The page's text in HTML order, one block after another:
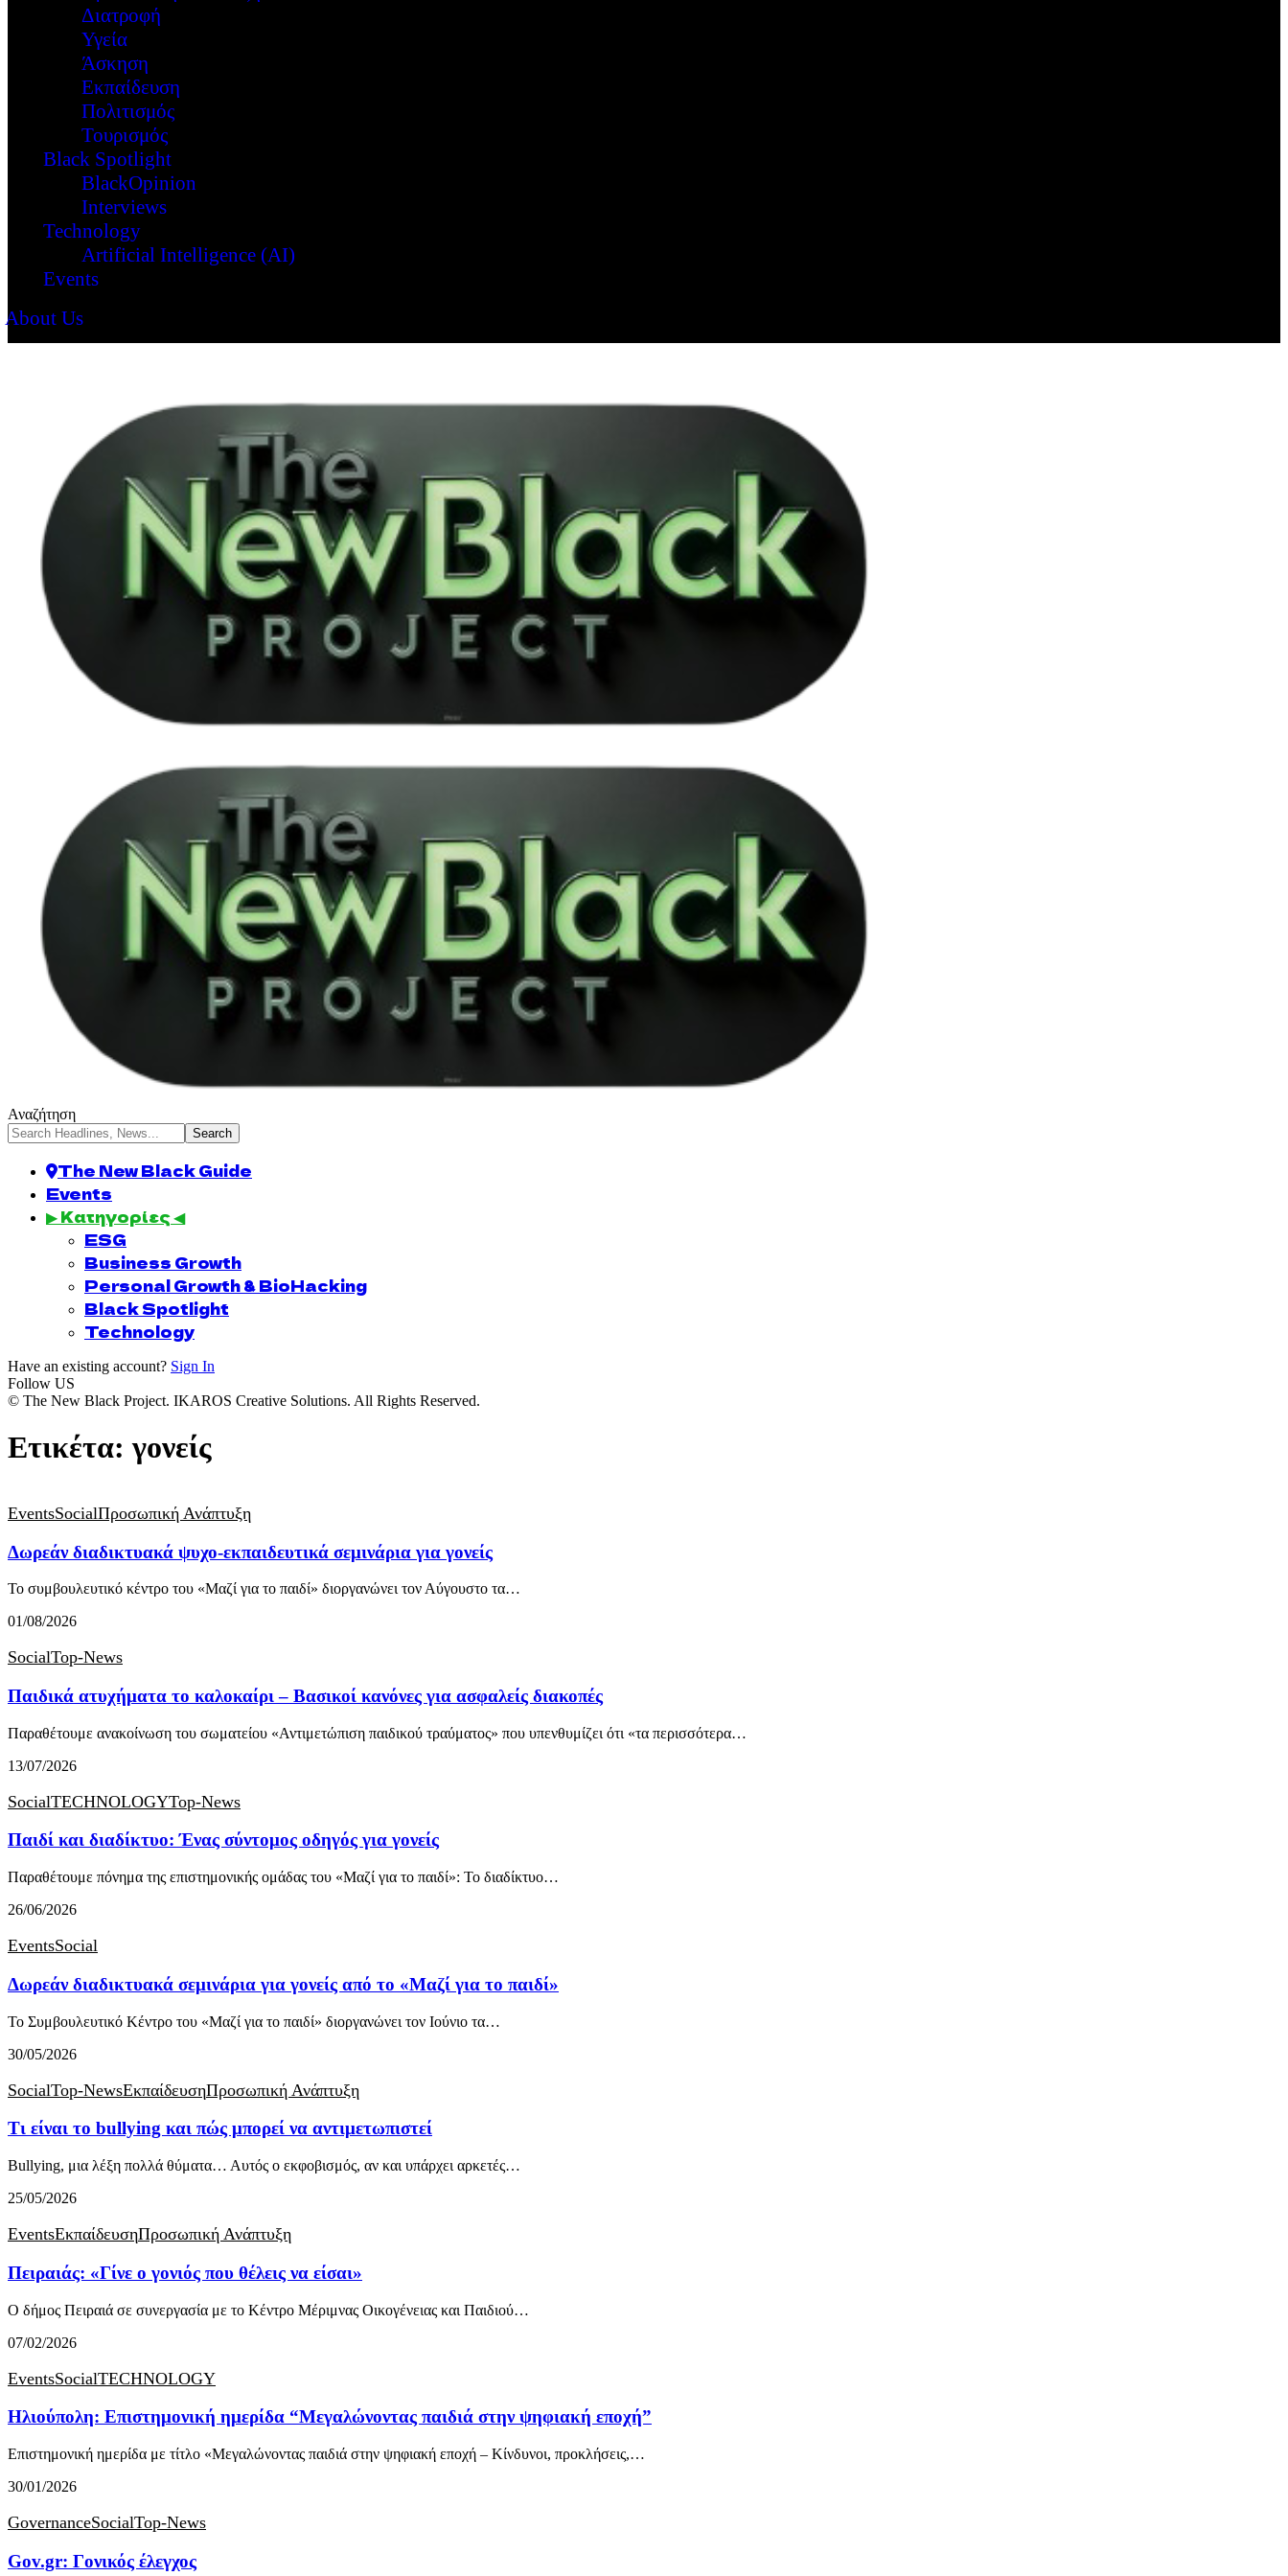
Διατροφή
Υγεία
Άσκηση
Εκπαίδευση
Πολιτισμός
Τουρισμός
Black Spotlight
BlackOpinion
Interviews
Technology
Artificial Intelligence (AI)
Events
About Us
Αναζήτηση
The New Black Guide
Events
▶ Κατηγορίες ◀
ESG
Business Growth
Personal Growth & BioHacking
Black Spotlight
Technology
Have an existing account? Sign In
Follow US
© The New Black Project. IKAROS Creative Solutions. All Rights Reserved.
Ετικέτα:γονείς
EventsSocialΠροσωπική Ανάπτυξη
Δωρεάν διαδικτυακά ψυχο-εκπαιδευτικά σεμινάρια για γονείς
Το συμβουλευτικό κέντρο του «Μαζί για το παιδί» διοργανώνει τον Αύγουστο τα…
01/08/2026
SocialTop-News
Παιδικά ατυχήματα το καλοκαίρι – Βασικοί κανόνες για ασφαλείς διακοπές
Παραθέτουμε ανακοίνωση του σωματείου «Αντιμετώπιση παιδικού τραύματος» που υπενθυμίζει ότι «τα περισσότερα…
13/07/2026
SocialTECHNOLOGYTop-News
Παιδί και διαδίκτυο: Ένας σύντομος οδηγός για γονείς
Παραθέτουμε πόνημα της επιστημονικής ομάδας του «Μαζί για το παιδί»: Το διαδίκτυο…
26/06/2026
EventsSocial
Δωρεάν διαδικτυακά σεμινάρια για γονείς από το «Μαζί για το παιδί»
Το Συμβουλευτικό Κέντρο του «Μαζί για το παιδί» διοργανώνει τον Ιούνιο τα…
30/05/2026
SocialTop-NewsΕκπαίδευσηΠροσωπική Ανάπτυξη
Τι είναι το bullying και πώς μπορεί να αντιμετωπιστεί
Bullying, μια λέξη πολλά θύματα… Αυτός ο εκφοβισμός, αν και υπάρχει αρκετές…
25/05/2026
EventsΕκπαίδευσηΠροσωπική Ανάπτυξη
Πειραιάς: «Γίνε ο γονιός που θέλεις να είσαι»
Ο δήμος Πειραιά σε συνεργασία με το Κέντρο Μέριμνας Οικογένειας και Παιδιού…
07/02/2026
EventsSocialTECHNOLOGY
Ηλιούπολη: Επιστημονική ημερίδα “Μεγαλώνοντας παιδιά στην ψηφιακή εποχή”
Επιστημονική ημερίδα με τίτλο «Μεγαλώνοντας παιδιά στην ψηφιακή εποχή – Κίνδυνοι, προκλήσεις,…
30/01/2026
GovernanceSocialTop-News
Gov.gr: Γονικός έλεγχος